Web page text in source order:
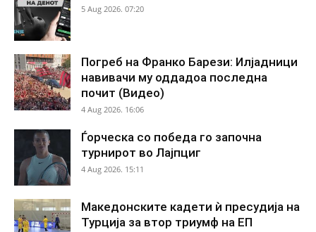
5 Aug 2026. 07:20
Погреб на Франко Барези: Илјадници
навивачи му оддадоа последна
почит (Видео)
4 Aug 2026. 16:06
Ѓорческа со победа го започна
турнирот во Лајпциг
4 Aug 2026. 15:11
Македонските кадети ѝ пресудија на
Турција за втор триумф на ЕП